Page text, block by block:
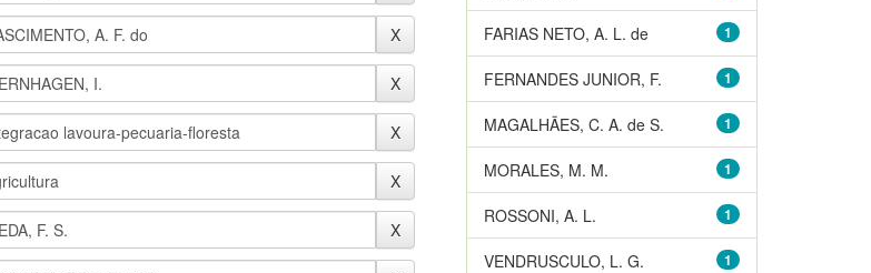
1
FARIAS NETO, A. L. de
1
FERNANDES JUNIOR, F.
1
MAGALHÃES, C. A. de S.
1
MORALES, M. M.
1
ROSSONI, A. L.
1
VENDRUSCULO, L. G.